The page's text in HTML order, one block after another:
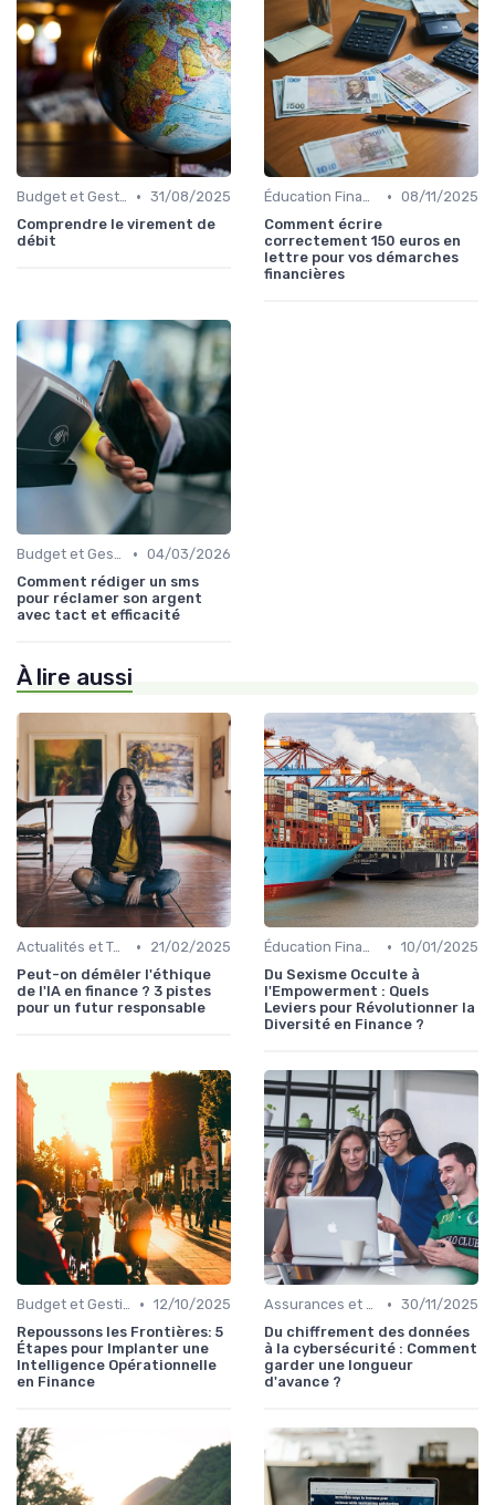
Budget et Gestion des Finances Personnelles • 31/08/2025
Comprendre le virement de
débit
Éducation Financière • 08/11/2025
Comment écrire
correctement 150 euros en
lettre pour vos démarches
financières
Budget et Gestion des Finances Personnelles • 04/03/2026
Comment rédiger un sms
pour réclamer son argent
avec tact et efficacité
À lire aussi
Actualités et Tendances Économiques •
21/02/2025
Peut-on démêler l'éthique
de l'IA en finance ? 3 pistes
pour un futur responsable
Éducation Financière • 10/01/2025
Du Sexisme Occulte à
l'Empowerment : Quels
Leviers pour Révolutionner la
Diversité en Finance ?
Budget et Gestion des Finances Personnelles • 12/10/2025
Repoussons les Frontières: 5
Étapes pour Implanter une
Intelligence Opérationnelle
en Finance
Assurances et Protections Financières • 30/11/2025
Du chiffrement des données
à la cybersécurité : Comment
garder une longueur
d'avance ?